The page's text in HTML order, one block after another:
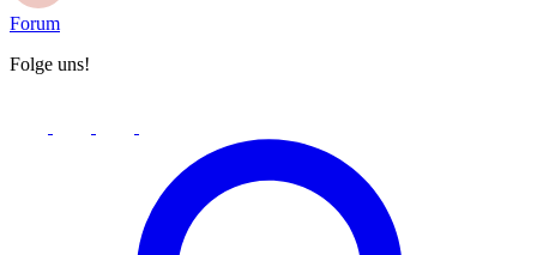
Forum
Folge uns!